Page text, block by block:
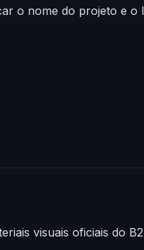
o nome do projeto e o
visuais oficiais do